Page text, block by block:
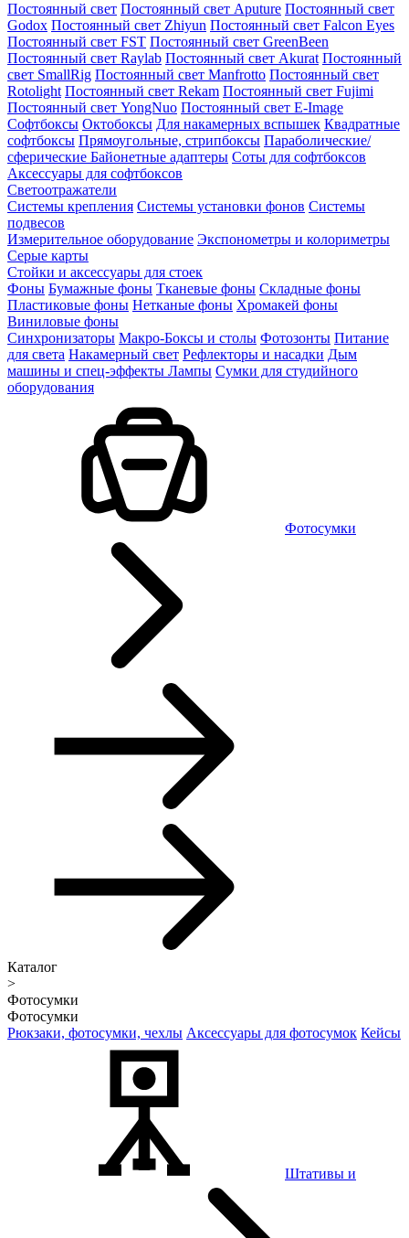
Постоянный свет Постоянный свет Aputure Постоянный свет
Godox Постоянный свет Zhiyun Постоянный свет Falcon Eyes
Постоянный свет FST Постоянный свет GreenBeen
Постоянный свет Raylab Постоянный свет Akurat Постоянный
свет SmallRig Постоянный свет Manfrotto Постоянный свет
Rotolight Постоянный свет Rekam Постоянный свет Fujimi
Постоянный свет YongNuo Постоянный свет E-Image
Софтбоксы Октобоксы Для накамерных вспышек Квадратные
софтбоксы Прямоугольные, стрипбоксы Параболические/
сферические Байонетныe адаптеры Соты для софтбоксов
Аксессуары для софтбоксов
Светоотражатели
Системы крепления Системы установки фонов Системы
подвесов
Измерительное оборудование Экспонометры и колориметры
Серые карты
Стойки и аксессуары для стоек
Фоны Бумажные фоны Тканевые фоны Складные фоны
Пластиковые фоны Нетканые фоны Хромакей фоны
Виниловые фоны
Синхронизаторы Макро-Боксы и столы Фотозонты Питание
для света Накамерный свет Рефлекторы и насадки Дым
машины и спец-эффекты Лампы Сумки для студийного
оборудования
Фотосумки
Каталог
>
Фотосумки
Фотосумки
Рюкзаки, фотосумки, чехлы Аксессуары для фотосумок Кейсы
Штативы и